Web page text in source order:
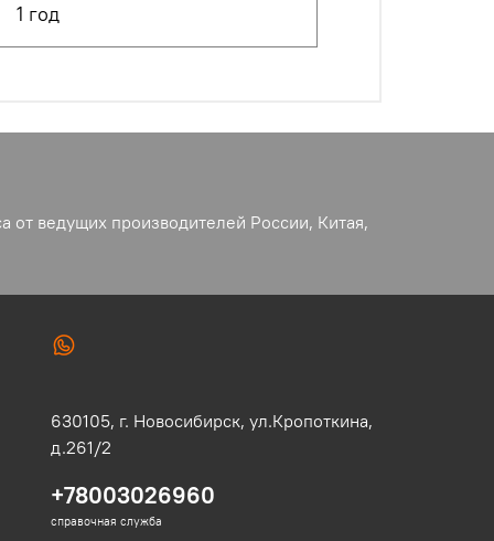
1 год
от ведущих производителей России, Китая,
630105, г. Новосибирск, ул.Кропоткина,
д.261/2
+78003026960
справочная служба